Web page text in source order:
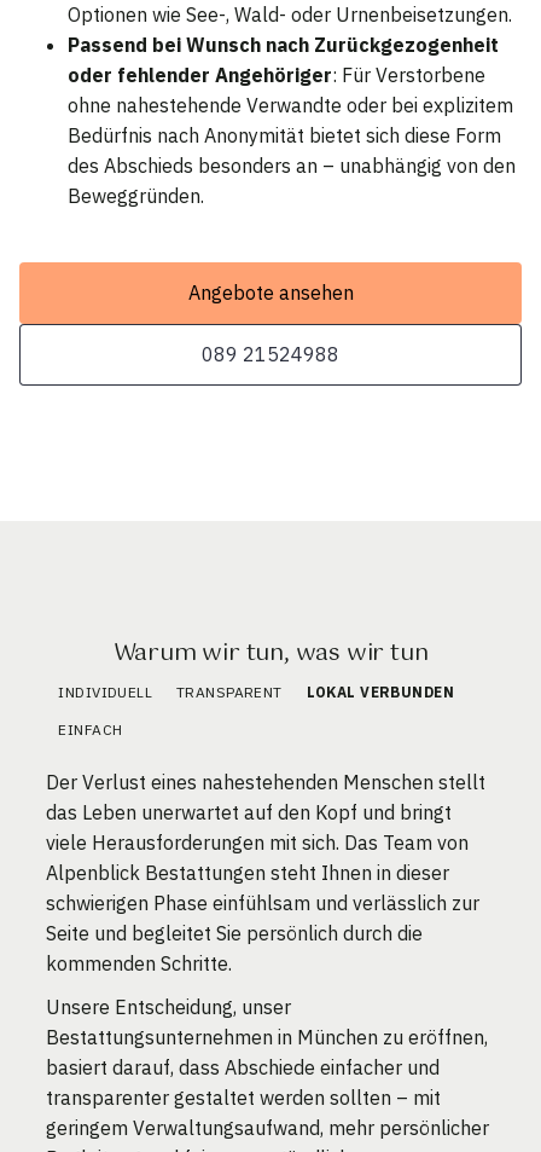
Optionen wie See-, Wald- oder Urnenbeisetzungen.
Passend bei Wunsch nach Zurückgezogenheit
oder fehlender Angehöriger: Für Verstorbene
ohne nahestehende Verwandte oder bei explizitem
Bedürfnis nach Anonymität bietet sich diese Form
des Abschieds besonders an – unabhängig von den
Beweggründen.
Angebote ansehen
089 21524988
Warum wir tun, was wir tun
INDIVIDUELL TRANSPARENT LOKAL VERBUNDEN
EINFACH
Der Verlust eines nahestehenden Menschen stellt
das Leben unerwartet auf den Kopf und bringt
viele Herausforderungen mit sich. Das Team von
Alpenblick Bestattungen steht Ihnen in dieser
schwierigen Phase einfühlsam und verlässlich zur
Seite und begleitet Sie persönlich durch die
kommenden Schritte.
Unsere Entscheidung, unser
Bestattungsunternehmen in München zu eröffnen,
basiert darauf, dass Abschiede einfacher und
transparenter gestaltet werden sollten – mit
geringem Verwaltungsaufwand, mehr persönlicher